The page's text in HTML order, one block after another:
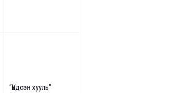
“Үндсэн хууль”